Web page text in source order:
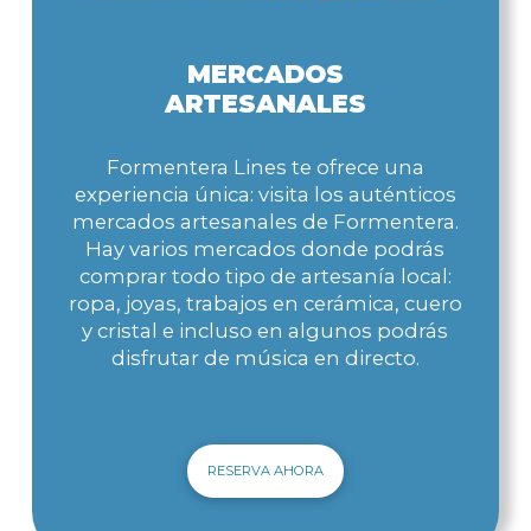
MERCADOS
ARTESANALES
Formentera Lines te ofrece una
experiencia única: visita los auténticos
mercados artesanales de Formentera.
Hay varios mercados donde podrás
comprar todo tipo de artesanía local:
ropa, joyas, trabajos en cerámica, cuero
y cristal e incluso en algunos podrás
disfrutar de música en directo.
RESERVA AHORA